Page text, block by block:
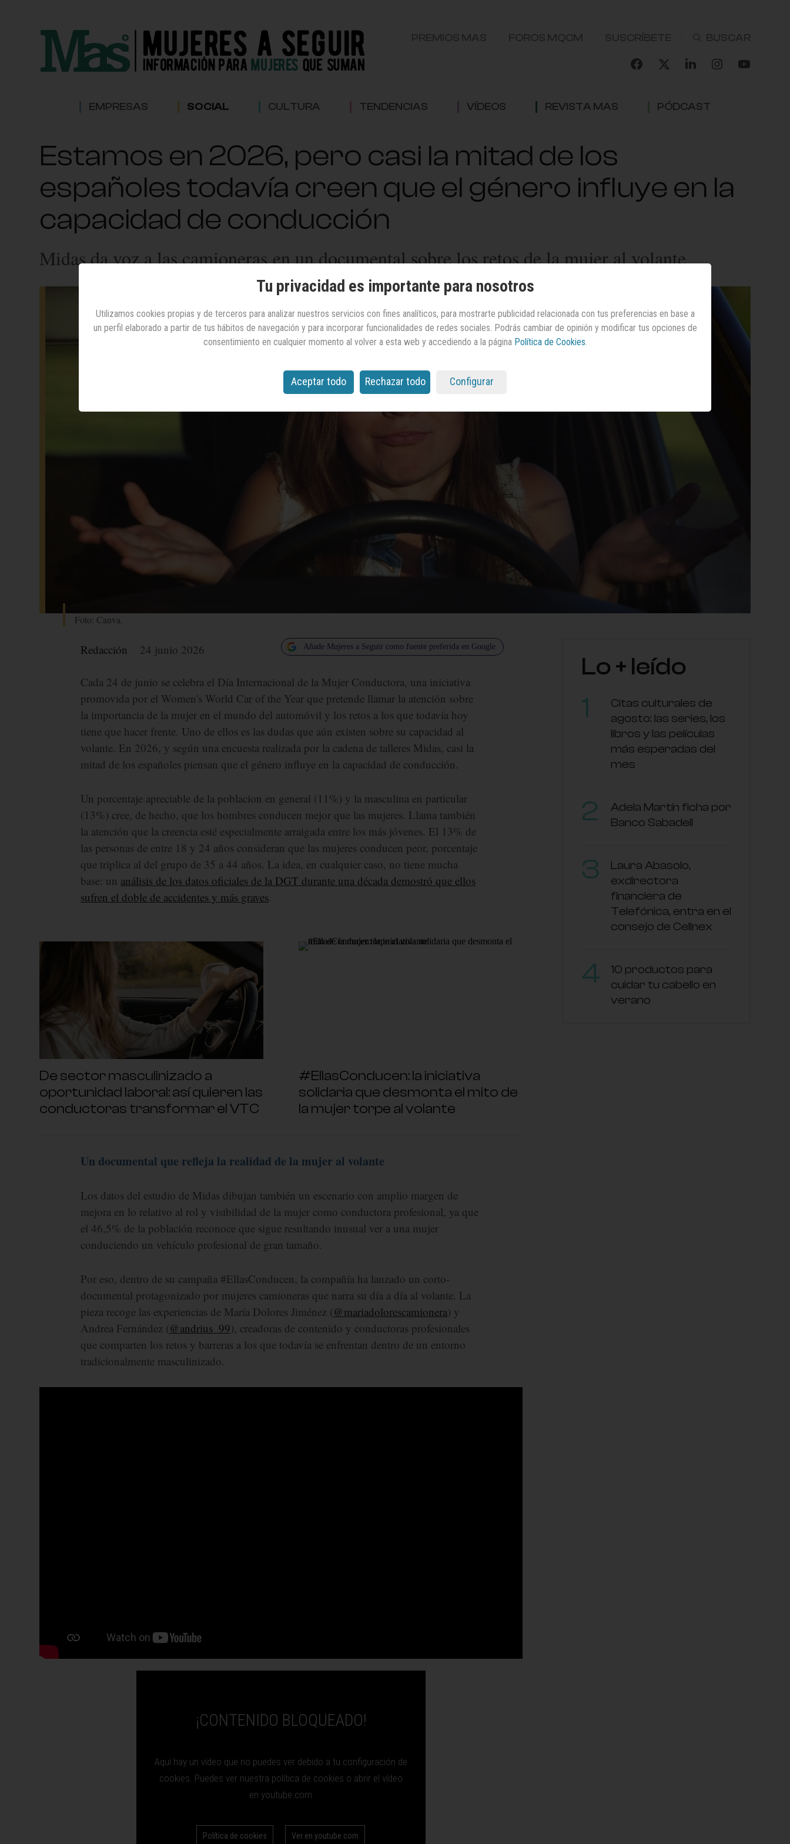
EMPRESAS SOCIAL CULTURA TENDENCIAS VÍDEOS REVISTA MAS PÓDCAST
Estamos en 2026, pero casi la mitad de los
españoles todavía creen que el género influye en la
capacidad de conducción
Midas da voz a las camioneras en un documental sobre los retos de la mujer al volante
Foto: Canva.
Redacción 24 junio 2026 Añade Mujeres a Seguir como fuente preferida en Google
Cada 24 de junio se celebra el Día Internacional de la Mujer Conductora, una iniciativa
promovida por el Women's World Car of the Year que pretende llamar la atención sobre
la importancia de la mujer en el mundo del automóvil y los retos a los que todavía hoy
tiene que hacer frente. Uno de ellos es las dudas que aún existen sobre su capacidad al
volante. En 2026, y según una encuesta realizada por la cadena de talleres Midas, casi la
mitad de los españoles piensan que el género influye en la capacidad de conducción.
Un porcentaje apreciable de la poblacion en general (11%) y la masculina en particular
(13%) cree, de hecho, que los hombres conducen mejor que las mujeres. Llama también
la atención que la creencia esté especialmente arraigada entre los más jóvenes. El 13% de
las personas de entre 18 y 24 años consideran que las mujeres conducen peor, porcentaje
que triplica al del grupo de 35 a 44 años. La idea, en cualquier caso, no tiene mucha
base: un análisis de los datos oficiales de la DGT durante una década demostró que ellos
sufren el doble de accidentes y más graves.
De sector masculinizado a
oportunidad laboral: así quieren las
conductoras transformar el VTC
#EllasConducen: la iniciativa
solidaria que desmonta el mito de
la mujer torpe al volante
Lo + leído
Citas culturales de
agosto: las series, los
libros y las películas
más esperadas del
mes
Adela Martín ficha por
Banco Sabadell
Laura Abasolo,
exdirectora
financiera de
Telefónica, entra en el
consejo de Cellnex
10 productos para
cuidar tu cabello en
verano
Un documental que refleja la realidad de la mujer al volante
Los datos del estudio de Midas dibujan también un escenario con amplio margen de
mejora en lo relativo al rol y visibilidad de la mujer como conductora profesional, ya que
el 46,5% de la población reconoce que sigue resultando inusual ver a una mujer
conduciendo un vehículo profesional de gran tamaño.
Por eso, dentro de su campaña #EllasConducen, la compañía ha lanzado un corto-
documental protagonizado por mujeres camioneras que narra su día a día al volante. La
pieza recoge las experiencias de María Dolores Jiménez (@mariadolorescamionera) y
Andrea Fernández (@andrius_99), creadoras de contenido y conductoras profesionales
que comparten los retos y barreras a los que todavía se enfrentan dentro de un entorno
tradicionalmente masculinizado.
¡CONTENIDO BLOQUEADO!
Aquí hay un vídeo que no puedes ver debido a tu configuración de
cookies. Puedes ver nuestra política de cookies o abrir el vídeo
en youtube.com
Política de cookies Ver en youtube.com
Tu privacidad es importante para nosotros
Utilizamos cookies propias y de terceros para analizar nuestros servicios con fines analíticos, para mostrarte publicidad relacionada con tus preferencias en base a
un perfil elaborado a partir de tus hábitos de navegación y para incorporar funcionalidades de redes sociales. Podrás cambiar de opinión y modificar tus opciones de
consentimiento en cualquier momento al volver a esta web y accediendo a la página Política de Cookies.
Aceptar todo Rechazar todo Configurar